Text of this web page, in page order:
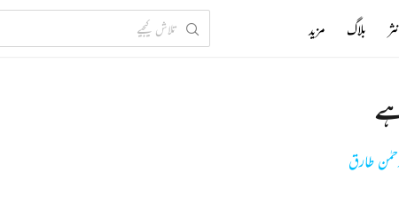
طارق
نثر بلاگ مزید